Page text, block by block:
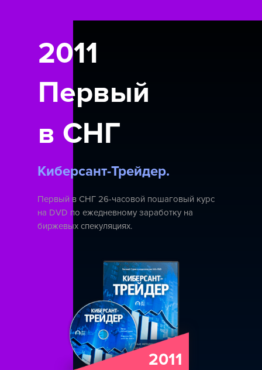
Первый
в СНГ
Киберсант-Трейдер.
2011
Первый в СНГ 26-часовой пошаговый курс
на DVD по ежедневному заработку на
биржевых спекуляциях.
2011